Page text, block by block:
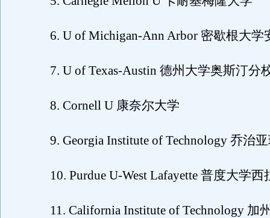
6. U of Michigan-Ann Arbor 密歇根大学
7. U of Texas-Austin 德州大学奥斯汀分
8. Cornell U 康奈尔大学
9. Georgia Institute of Technology 乔治
10. Purdue U-West Lafayette 普度大学西
11. California Institute of Technology 加